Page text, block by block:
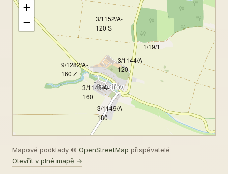
3/1148/A-
160
3/1149/A-
180
9/1282/A-
160 Z
3/1144/A-
120
3/1152/A-
120 S
1/19/1
+
−
Mapové podklady © OpenStreetMap přispěvatelé
Otevřít v plné mapě →